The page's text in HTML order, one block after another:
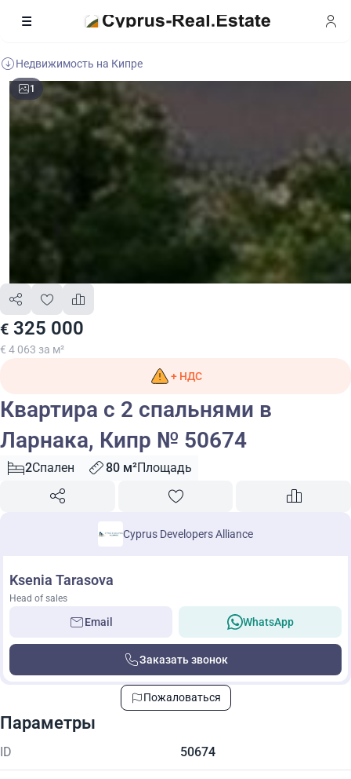
Недвижимость на Кипре
1
€ 325 000
€ 4 063 за м²
+ НДС
Квартира с 2 спальнями в
Ларнака, Кипр № 50674
2Спален 80 м²Площадь
Cyprus Developers Alliance
Ksenia Tarasova
Head of sales
Email WhatsApp
Заказать звонок
Пожаловаться
Параметры
ID 50674